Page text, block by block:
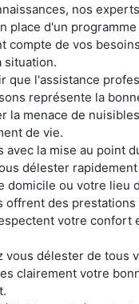
nos
place d'un
compte de vos
situation.
que l'assistance
représente la
la menace de
de vie.
avec la mise au point
délester
domicile ou votre lieu
offrent des
votre confort
vous délester de tous
clairement votre